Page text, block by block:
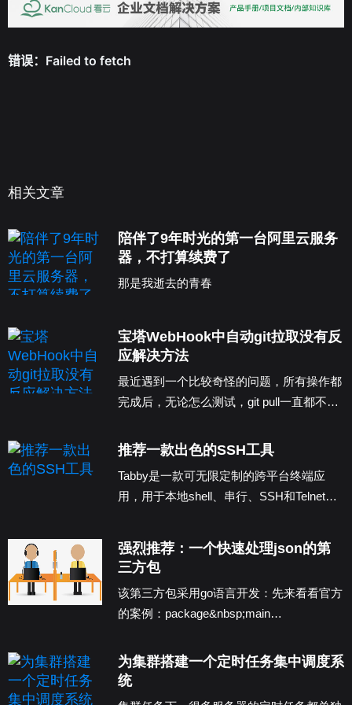
相关文章
陪伴了9年时光的第一台阿里云服务
器，不打算续费了
那是我逝去的青春
宝塔WebHook中自动git拉取没有反
应解决方法
最近遇到一个比较奇怪的问题，所有操作都
完成后，无论怎么测试，git pull一直都不会
推荐一款出色的SSH工具
​Tabby是一款可无限定制的跨平台终端应
用，用于本地shell、串行、SSH和Telnet连
强烈推荐：一个快速处理json的第
三方包
该第三方包采用go语言开发：先来看看官方
的案例：package&nbsp;main
{&quot
为集群搭建一个定时任务集中调度系
统